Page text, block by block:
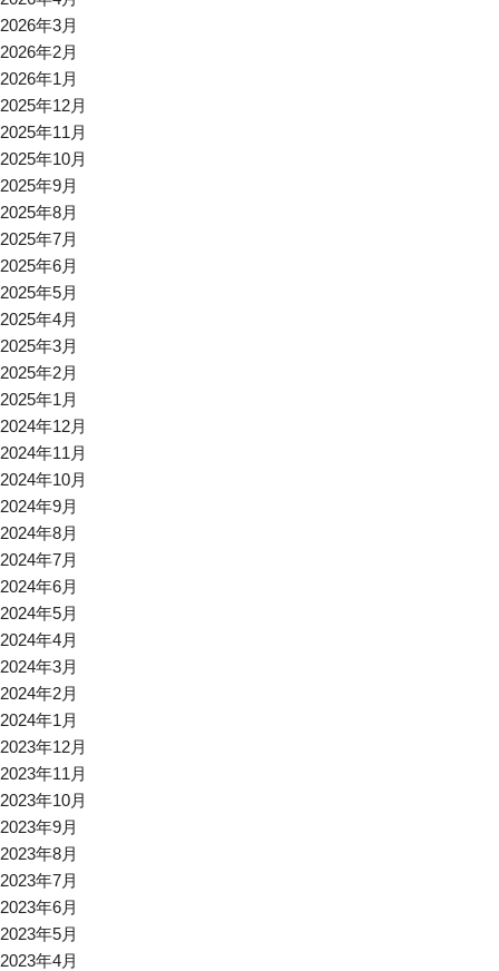
2026年3月
2026年2月
2026年1月
2025年12月
2025年11月
2025年10月
2025年9月
2025年8月
2025年7月
2025年6月
2025年5月
2025年4月
2025年3月
2025年2月
2025年1月
2024年12月
2024年11月
2024年10月
2024年9月
2024年8月
2024年7月
2024年6月
2024年5月
2024年4月
2024年3月
2024年2月
2024年1月
2023年12月
2023年11月
2023年10月
2023年9月
2023年8月
2023年7月
2023年6月
2023年5月
2023年4月